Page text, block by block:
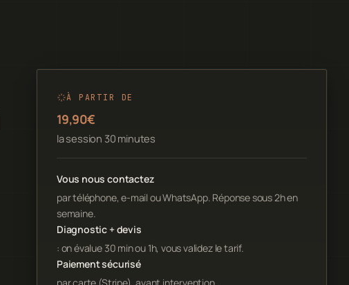
À PARTIR DE
19,90€
la session 30 minutes
Vous nous contactez
par téléphone, e-mail ou WhatsApp. Réponse sous 2h en
semaine.
Diagnostic + devis
: on évalue 30 min ou 1h, vous validez le tarif.
Paiement sécurisé
par carte (Stripe), avant intervention.